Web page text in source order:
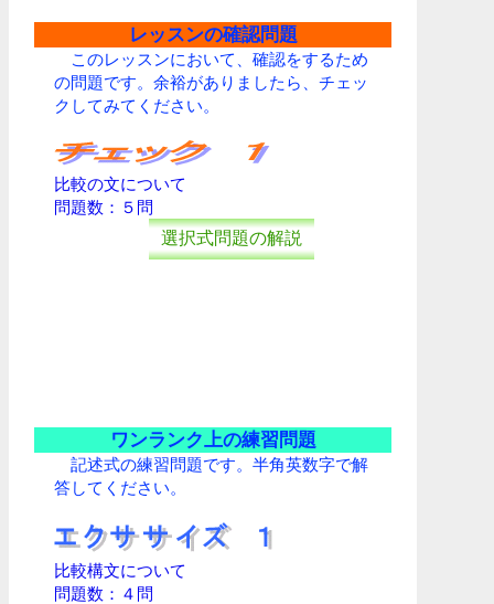
レッスンの確認問題
このレッスンにおいて、確認をするため
の問題です。余裕がありましたら、チェッ
クしてみてください。
比較の文について
問題数：５問
選択式問題の解説
ワンランク上の練習問題
記述式の練習問題です。半角英数字で解
答してください。
比較構文について
問題数：４問